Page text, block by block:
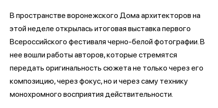
В пространстве воронежского Дома архитекторов на
этой неделе открылась итоговая выставка первого
Всероссийского фестиваля черно-белой фотографии. В
нее вошли работы авторов, которые стремятся
передать оригинальность сюжета не только через его
композицию, через фокус, но и через саму технику
монохромного восприятия действительности.